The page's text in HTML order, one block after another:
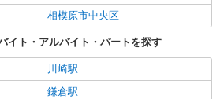
相模原市中央区
イト・アルバイト・パートを探す
川崎駅
鎌倉駅